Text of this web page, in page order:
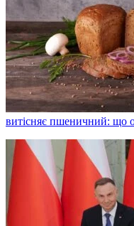
витісняє пшеничний: що